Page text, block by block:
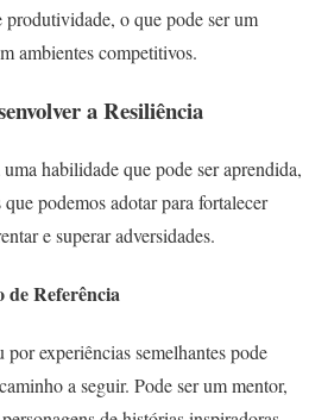
produtividade, o que pode ser um
ambientes competitivos.
a Resiliência
habilidade que pode ser aprendida,
podemos adotar para fortalecer
e superar adversidades.
de Referência
por experiências semelhantes pode
a seguir. Pode ser um mentor,